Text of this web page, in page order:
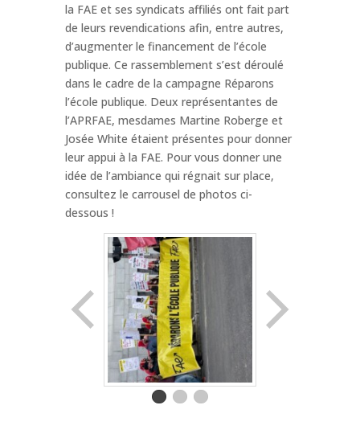
la FAE et ses syndicats affiliés ont fait part
de leurs revendications afin, entre autres,
d’augmenter le financement de l’école
publique. Ce rassemblement s’est déroulé
dans le cadre de la campagne Réparons
l’école publique. Deux représentantes de
l’APRFAE, mesdames Martine Roberge et
Josée White étaient présentes pour donner
leur appui à la FAE. Pour vous donner une
idée de l’ambiance qui régnait sur place,
consultez le carrousel de photos ci-
dessous !